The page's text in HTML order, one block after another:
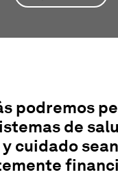
podremos
de
cuidado sean